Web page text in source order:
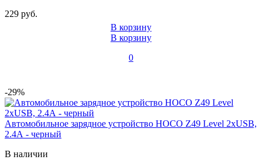
229 руб.
В корзину
В корзину
0
-29%
Автомобильное зарядное устройство HOCO Z49 Level 2xUSB,
2.4А - черный
В наличии